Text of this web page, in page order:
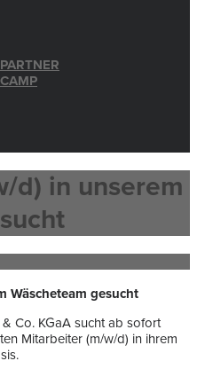
d) in unserem
Co. KGaA sucht ab sofort
Mitarbeiter (m/w/d) in ihrem